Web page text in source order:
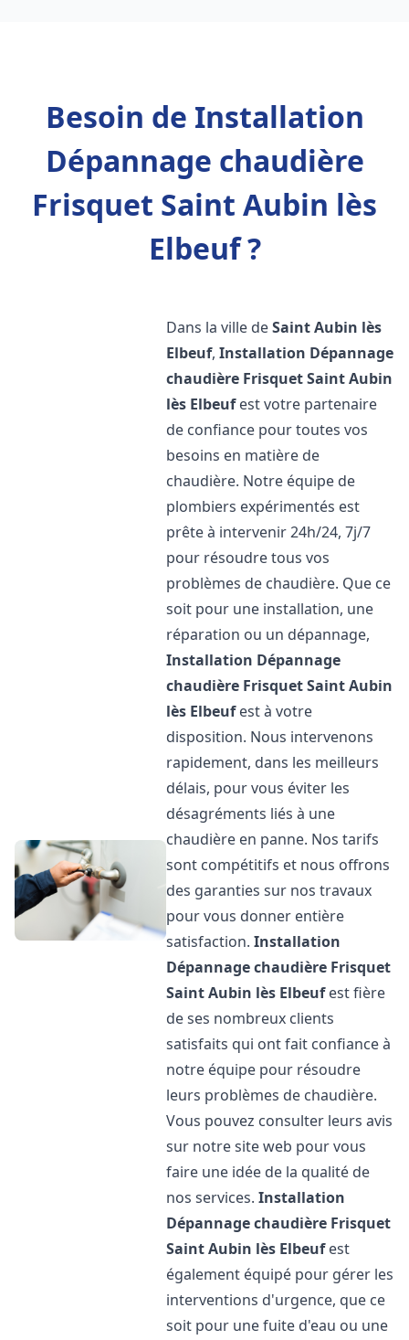
Besoin de Installation
Dépannage chaudière
Frisquet Saint Aubin lès
Elbeuf ?
Dans la ville deSaint Aubin lès
Elbeuf,Installation Dépannage
chaudière FrisquetSaint Aubin
lès Elbeufest votre partenaire
de confiance pour toutes vos
besoins en matière de
chaudière. Notre équipe de
plombiers expérimentés est
prête à intervenir 24h/24, 7j/7
pour résoudre tous vos
problèmes de chaudière. Que ce
soit pour une installation, une
réparation ou un dépannage,
Installation Dépannage
chaudière FrisquetSaint Aubin
lès Elbeufest à votre
disposition. Nous intervenons
rapidement, dans les meilleurs
délais, pour vous éviter les
désagréments liés à une
chaudière en panne. Nos tarifs
sont compétitifs et nous offrons
des garanties sur nos travaux
pour vous donner entière
satisfaction.Installation
Dépannage chaudière Frisquet
Saint Aubin lès Elbeufest fière
de ses nombreux clients
satisfaits qui ont fait confiance à
notre équipe pour résoudre
leurs problèmes de chaudière.
Vous pouvez consulter leurs avis
sur notre site web pour vous
faire une idée de la qualité de
nos services.Installation
Dépannage chaudière Frisquet
Saint Aubin lès Elbeufest
également équipé pour gérer les
interventions d'urgence, que ce
soit pour une fuite d'eau ou une